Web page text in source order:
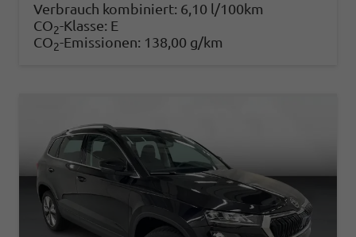
Verbrauch kombiniert: 6,10 l/100km
CO2-Klasse: E
CO2-Emissionen: 138,00 g/km